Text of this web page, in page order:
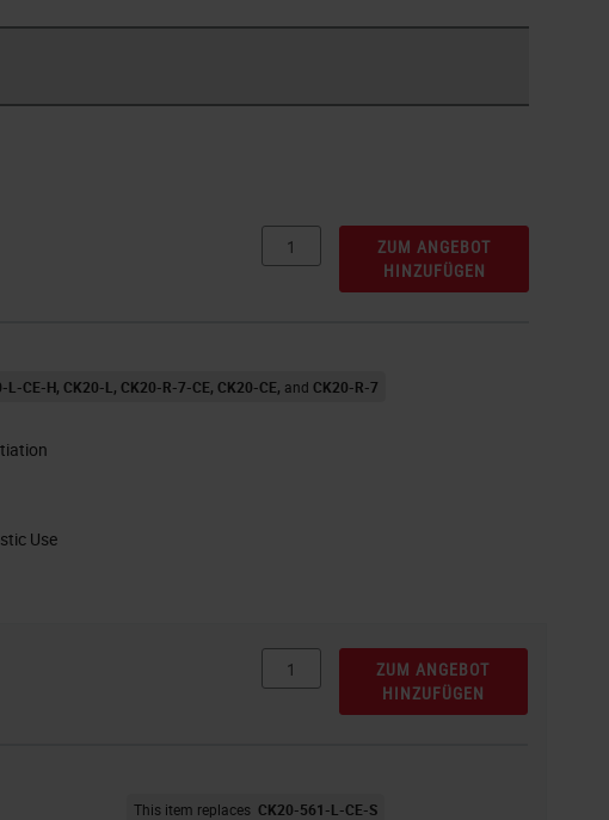
ZUM ANGEBOT
HINZUFÜGEN
L-CE-H CK20-L CK20-R-7-CE CK20-CE CK20-R-7
Use
ZUM ANGEBOT
HINZUFÜGEN
This item replaces CK20-561-L-CE-S